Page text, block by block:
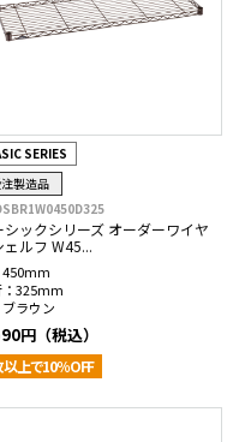
SERIES
製造品
シックシリーズ オーダーワイヤ
ェルフ W45...
450mm
325mm
ブラウン
円（税込）
以上で10％OFF